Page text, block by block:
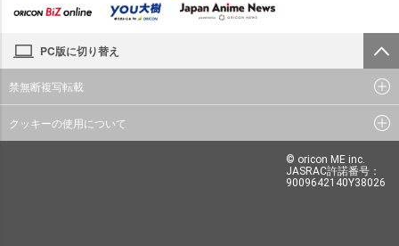
PC版に切り替え
禁無断複写転載
クッキーの使用について
© oricon ME inc.
JASRAC許諾番号：
9009642140Y38026